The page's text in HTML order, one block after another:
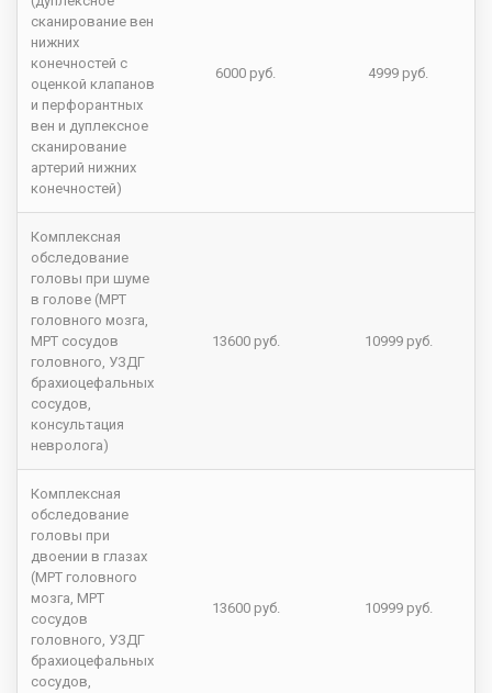
сканирование вен
нижних
конечностей с
оценкой клапанов
и перфорантных
вен и дуплексное
сканирование
артерий нижних
конечностей)
6000 руб. 4999 руб.
Комплексная
обследование
головы при шуме
в голове (МРТ
головного мозга,
МРТ сосудов
головного, УЗДГ
брахиоцефальных
сосудов,
консультация
невролога)
13600 руб. 10999 руб.
Комплексная
обследование
головы при
двоении в глазах
(МРТ головного
мозга, МРТ
сосудов
головного, УЗДГ
брахиоцефальных
сосудов,
13600 руб. 10999 руб.